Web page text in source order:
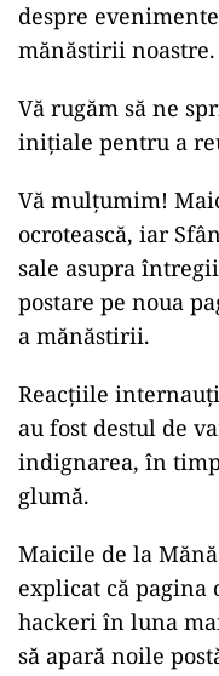
despre
mănăstirii noastre.
Vă rugăm să ne
inițiale pentru a
Vă mulțumim!
ocrotească, iar
sale asupra
postare pe noua
a mănăstirii.
Reacțiile
au fost destul de
indignarea, în
glumă.
Maicile de la
explicat că pagina
hackeri în luna
să apară noile